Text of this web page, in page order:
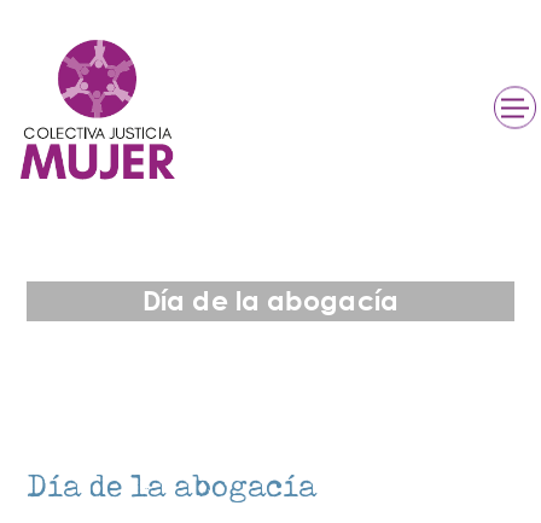
Día de la abogacía
Día de la abogacía